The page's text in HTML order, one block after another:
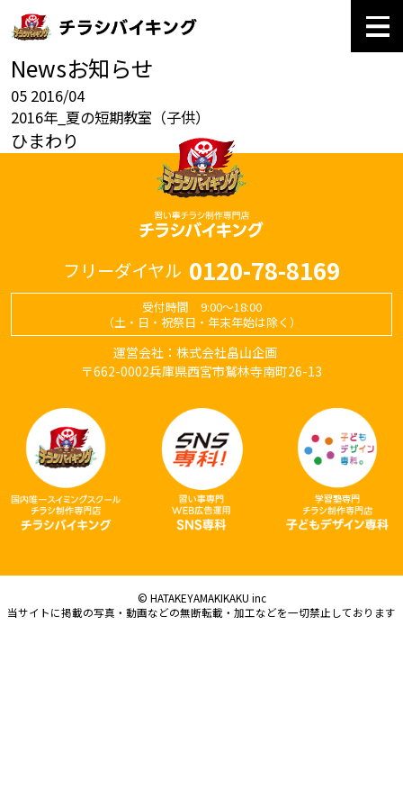
Newsお知らせ
05 2016/04
2016年_夏の短期教室（子供）
ひまわり
フリーダイヤル 0120-78-8169
受付時間 9:00～18:00
（土・日・祝祭日・年末年始は除く）
運営会社：株式会社畠山企画
〒662-0002兵庫県西宮市鷲林寺南町26-13
© HATAKEYAMAKIKAKU inc
当サイトに掲載の写真・動画などの無断転載・加工などを一切禁止しております